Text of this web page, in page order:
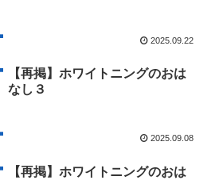
2025.09.22
【再掲】ホワイトニングのおは
なし３
2025.09.08
【再掲】ホワイトニングのおは